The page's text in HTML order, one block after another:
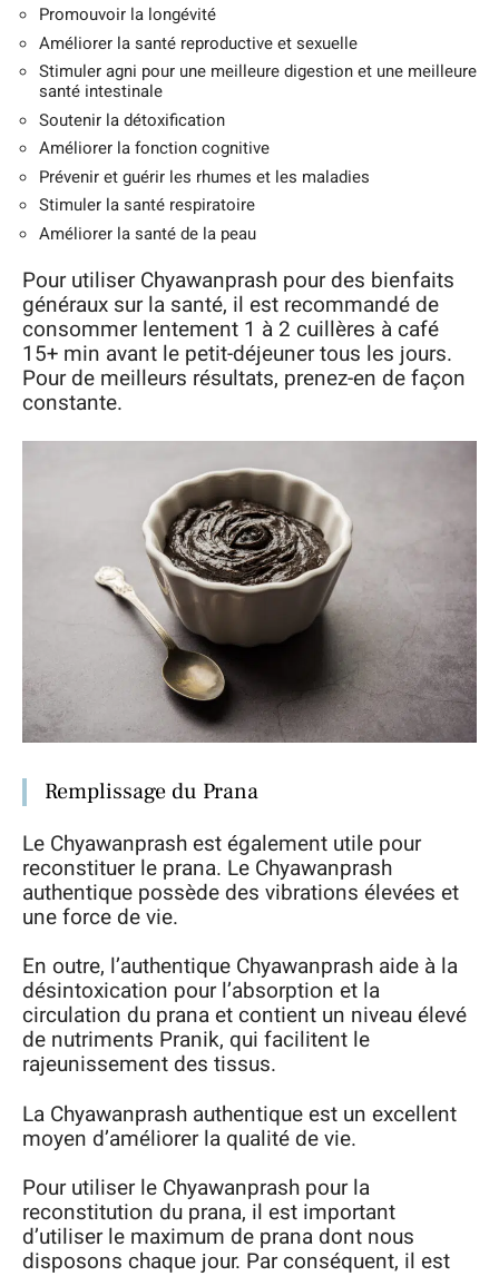
Promouvoir la longévité
Améliorer la santé reproductive et sexuelle
Stimuler agni pour une meilleure digestion et une meilleure
santé intestinale
Soutenir la détoxification
Améliorer la fonction cognitive
Prévenir et guérir les rhumes et les maladies
Stimuler la santé respiratoire
Améliorer la santé de la peau
Pour utiliser Chyawanprash pour des bienfaits
généraux sur la santé, il est recommandé de
consommer lentement 1 à 2 cuillères à café
15+ min avant le petit-déjeuner tous les jours.
Pour de meilleurs résultats, prenez-en de façon
constante.
Remplissage du Prana
Le Chyawanprash est également utile pour
reconstituer le prana. Le Chyawanprash
authentique possède des vibrations élevées et
une force de vie.
En outre, l’authentique Chyawanprash aide à la
désintoxication pour l’absorption et la
circulation du prana et contient un niveau élevé
de nutriments Pranik, qui facilitent le
rajeunissement des tissus.
La Chyawanprash authentique est un excellent
moyen d’améliorer la qualité de vie.
Pour utiliser le Chyawanprash pour la
reconstitution du prana, il est important
d’utiliser le maximum de prana dont nous
disposons chaque jour. Par conséquent, il est